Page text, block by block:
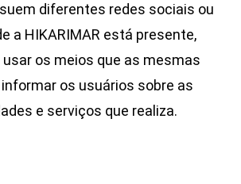
diferentes redes sociais ou
a HIKARIMAR está presente,
os meios que as mesmas
os usuários sobre as
e serviços que realiza.